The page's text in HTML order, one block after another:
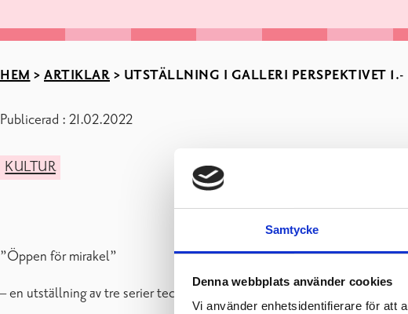
Samtycke
Denna webbplats använder cookies
Vi använder enhetsidentifierare för att
HEM > ARTIKLAR > UTSTÄLLNING I GALLERI PERSPEKTIVET
Publicerad : 21.02.2022
KULTUR
”Öppen för mirakel”
– en utställning av tre serier teckningar (2020-2021)